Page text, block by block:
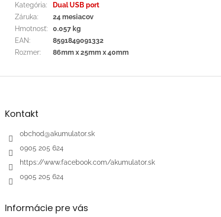
Kategória:
Dual USB port
Záruka:
24 mesiacov
Hmotnosť:
0.057 kg
EAN:
8591849091332
Rozmer: 86mm x 25mm x 40mm
Z
äKontakt
obchod@akumulator.sk
0905 205 624
https://www.facebook.com/akumulator.sk
0905 205 624
Informácie pre vás